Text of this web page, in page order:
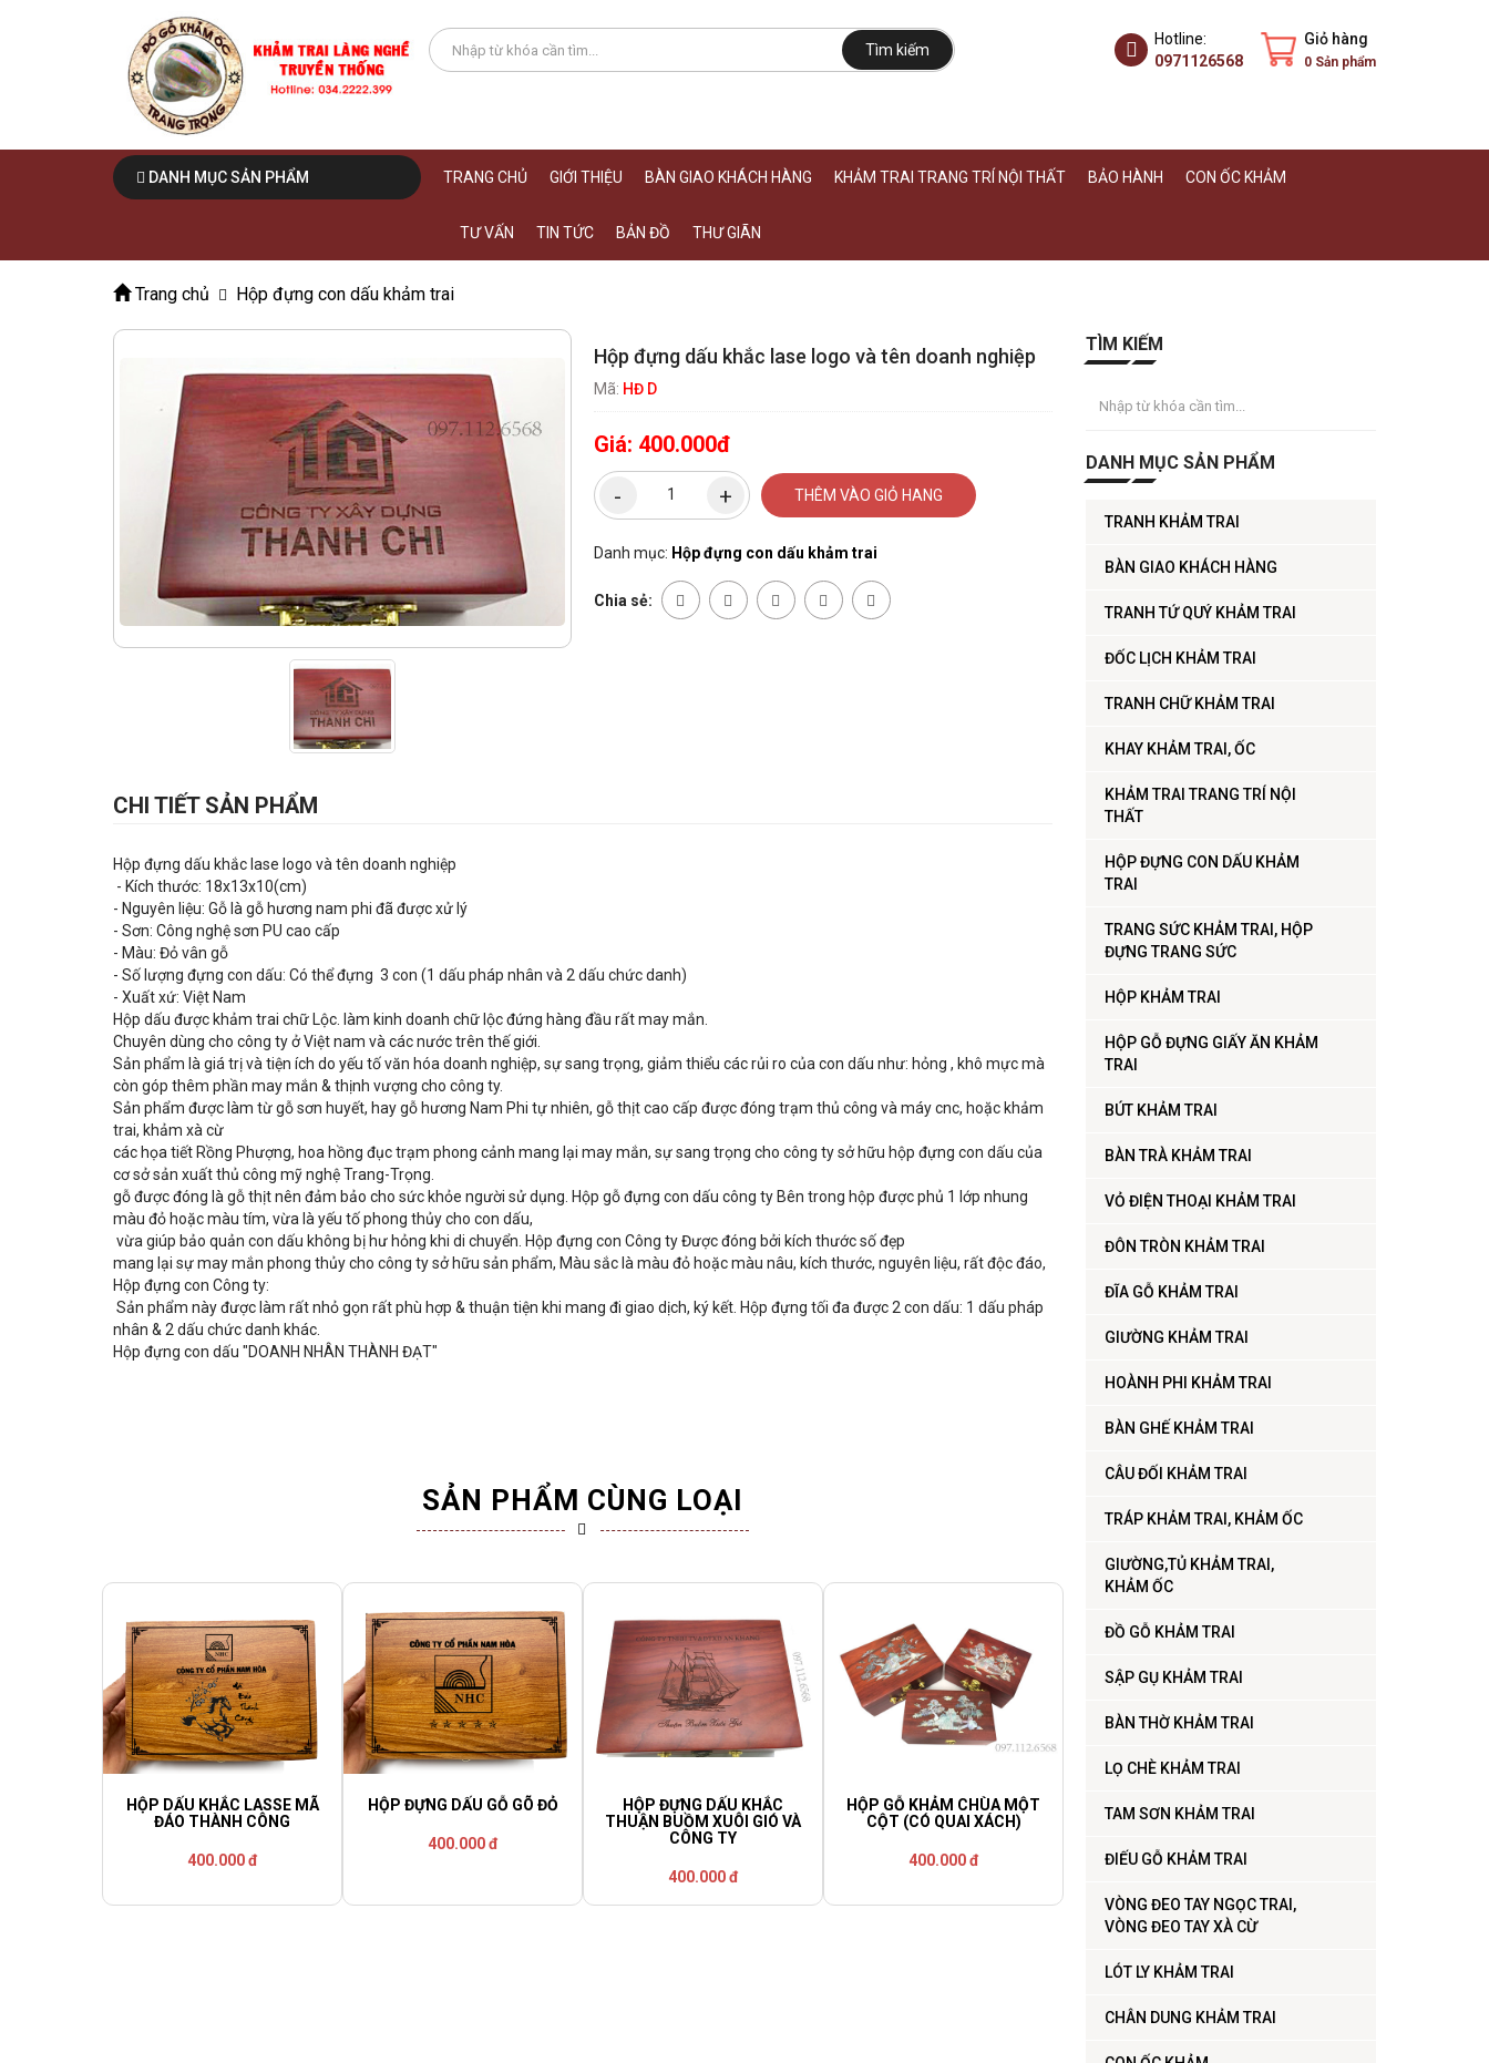
Tìm kiếm
Giỏ hàng
0 Sản phẩm
Hotline:
0971126568
DANH MỤC SẢN PHẨM TRANG CHỦ GIỚI THIỆU BÀN GIAO KHÁCH HÀNG KHẢM TRAI TRANG TRÍ NỘI THẤT BẢO HÀNH CON ỐC KHẢM
TƯ VẤN TIN TỨC BẢN ĐỒ THƯ GIÃN
Trang chủ Hộp đựng con dấu khảm trai
Hộp đựng dấu khắc lase logo và tên doanh nghiệp
Mã: HĐ D
Giá: 400.000đ
THÊM VÀO GIỎ HANG
Danh mục: Hộp đựng con dấu khảm trai
Chia sẻ:
CHI TIẾT SẢN PHẨM
Hộp đựng dấu khắc lase logo và tên doanh nghiệp
- Kích thước: 18x13x10(cm)
- Nguyên liệu: Gỗ là gỗ hương nam phi đã được xử lý
- Sơn: Công nghệ sơn PU cao cấp
- Màu: Đỏ vân gỗ
- Số lượng đựng con dấu: Có thể đựng 3 con (1 dấu pháp nhân và 2 dấu chức danh)
- Xuất xứ: Việt Nam
Hộp dấu được khảm trai chữ Lộc. làm kinh doanh chữ lộc đứng hàng đầu rất may mắn.
Chuyên dùng cho công ty ở Việt nam và các nước trên thế giới.
Sản phẩm là giá trị và tiện ích do yếu tố văn hóa doanh nghiệp, sự sang trọng, giảm thiểu các rủi ro của con dấu như: hỏng , khô mực mà
còn góp thêm phần may mắn & thịnh vượng cho công ty.
Sản phẩm được làm từ gỗ sơn huyết, hay gỗ hương Nam Phi tự nhiên, gỗ thịt cao cấp được đóng trạm thủ công và máy cnc, hoặc khảm
trai, khảm xà cừ
các họa tiết Rồng Phượng, hoa hồng đục trạm phong cảnh mang lại may mắn, sự sang trọng cho công ty sở hữu hộp đựng con dấu của
cơ sở sản xuất thủ công mỹ nghệ Trang-Trọng.
gỗ được đóng là gỗ thịt nên đảm bảo cho sức khỏe người sử dụng. Hộp gỗ đựng con dấu công ty Bên trong hộp được phủ 1 lớp nhung
màu đỏ hoặc màu tím, vừa là yếu tố phong thủy cho con dấu,
vừa giúp bảo quản con dấu không bị hư hỏng khi di chuyển. Hộp đựng con Công ty Được đóng bởi kích thước số đẹp
mang lại sự may mắn phong thủy cho công ty sở hữu sản phẩm, Màu sắc là màu đỏ hoặc màu nâu, kích thước, nguyên liệu, rất độc đáo,
Hộp đựng con Công ty:
Sản phẩm này được làm rất nhỏ gọn rất phù hợp & thuận tiện khi mang đi giao dịch, ký kết. Hộp đựng tối đa được 2 con dấu: 1 dấu pháp
nhân & 2 dấu chức danh khác.
Hộp đựng con dấu "DOANH NHÂN THÀNH ĐẠT"
SẢN PHẨM CÙNG LOẠI
HỘP DẤU KHẮC LASSE MÃ
ĐÁO THÀNH CÔNG
400.000 đ
HỘP ĐỰNG DẤU GỖ GÕ ĐỎ
400.000 đ
HỘP ĐỰNG DẤU KHẮC
THUẬN BUỒM XUÔI GIÓ VÀ
CÔNG TY
400.000 đ
HỘP GỖ KHẢM CHÙA MỘT
CỘT (CÓ QUAI XÁCH)
400.000 đ
TÌM KIẾM
DANH MỤC SẢN PHẨM
TRANH KHẢM TRAI
BÀN GIAO KHÁCH HÀNG
TRANH TỨ QUÝ KHẢM TRAI
ĐỐC LỊCH KHẢM TRAI
TRANH CHỮ KHẢM TRAI
KHAY KHẢM TRAI, ỐC
KHẢM TRAI TRANG TRÍ NỘI
THẤT
HỘP ĐỰNG CON DẤU KHẢM
TRAI
TRANG SỨC KHẢM TRAI, HỘP
ĐỰNG TRANG SỨC
HỘP KHẢM TRAI
HỘP GỖ ĐỰNG GIẤY ĂN KHẢM
TRAI
BÚT KHẢM TRAI
BÀN TRÀ KHẢM TRAI
VỎ ĐIỆN THOẠI KHẢM TRAI
ĐÔN TRÒN KHẢM TRAI
ĐĨA GỖ KHẢM TRAI
GIƯỜNG KHẢM TRAI
HOÀNH PHI KHẢM TRAI
BÀN GHẾ KHẢM TRAI
CÂU ĐỐI KHẢM TRAI
TRÁP KHẢM TRAI, KHẢM ỐC
GIƯỜNG,TỦ KHẢM TRAI,
KHẢM ỐC
ĐỒ GỖ KHẢM TRAI
SẬP GỤ KHẢM TRAI
BÀN THỜ KHẢM TRAI
LỌ CHÈ KHẢM TRAI
TAM SƠN KHẢM TRAI
ĐIẾU GỖ KHẢM TRAI
VÒNG ĐEO TAY NGỌC TRAI,
VÒNG ĐEO TAY XÀ CỪ
LÓT LY KHẢM TRAI
CHÂN DUNG KHẢM TRAI